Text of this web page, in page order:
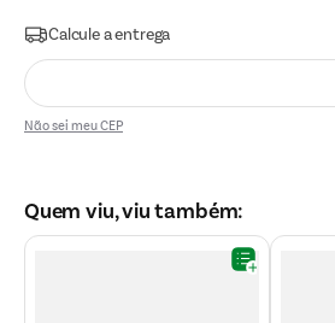
Não sei meu CEP
Quem viu, viu também: